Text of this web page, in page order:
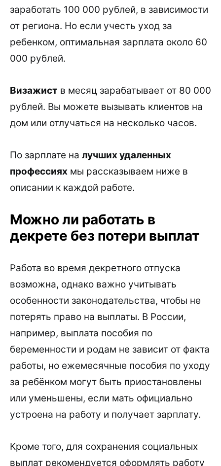
заработать 100 000 рублей, в зависимости
от региона. Но если учесть уход за
ребенком, оптимальная зарплата около 60
000 рублей.
Визажист в месяц зарабатывает от 80 000
рублей. Вы можете вызывать клиентов на
дом или отлучаться на несколько часов.
По зарплате на лучших удаленных
профессиях мы рассказываем ниже в
описании к каждой работе.
Можно ли работать в
декрете без потери выплат
Работа во время декретного отпуска
возможна, однако важно учитывать
особенности законодательства, чтобы не
потерять право на выплаты. В России,
например, выплата пособия по
беременности и родам не зависит от факта
работы, но ежемесячные пособия по уходу
за ребёнком могут быть приостановлены
или уменьшены, если мать официально
устроена на работу и получает зарплату.
Кроме того, для сохранения социальных
выплат рекомендуется оформлять работу